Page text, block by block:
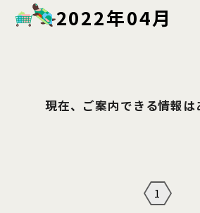
2022年04月
現在、ご案内できる情報は
1